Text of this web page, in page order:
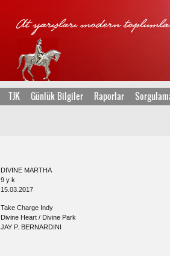
TJK Günlük Bilgiler Raporlar
DIVINE MARTHA
9 y k
15.03.2017
Take Charge Indy
Divine Heart / Divine Park
JAY P. BERNARDINI